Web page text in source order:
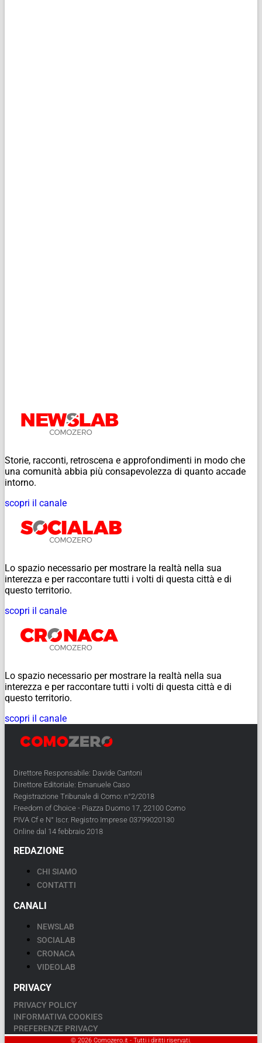
Storie, racconti, retroscena e approfondimenti in modo che
una comunità abbia più consapevolezza di quanto accade
intorno.
scopri il canale
Lo spazio necessario per mostrare la realtà nella sua
interezza e per raccontare tutti i volti di questa città e di
questo territorio.
scopri il canale
Lo spazio necessario per mostrare la realtà nella sua
interezza e per raccontare tutti i volti di questa città e di
questo territorio.
scopri il canale
Direttore Responsabile: Davide Cantoni
Direttore Editoriale: Emanuele Caso
Registrazione Tribunale di Como: n°2/2018
Freedom of Choice - Piazza Duomo 17, 22100 Como
PIVA Cf e N° Iscr. Registro Imprese 03799020130
Online dal 14 febbraio 2018
REDAZIONE
CHI SIAMO
CONTATTI
CANALI
NEWSLAB
SOCIALAB
CRONACA
VIDEOLAB
PRIVACY
PRIVACY POLICY
INFORMATIVA COOKIES
PREFERENZE PRIVACY
© 2026 Comozero.it - Tutti i diritti riservati.